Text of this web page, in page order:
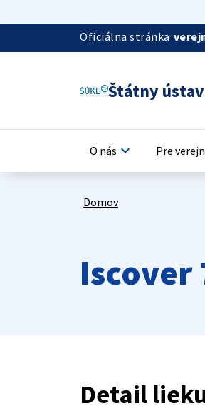
Oficiálna stránka
Štátny
O nás keyboard_arrow_down Pre
Domov
Iscover
Detail